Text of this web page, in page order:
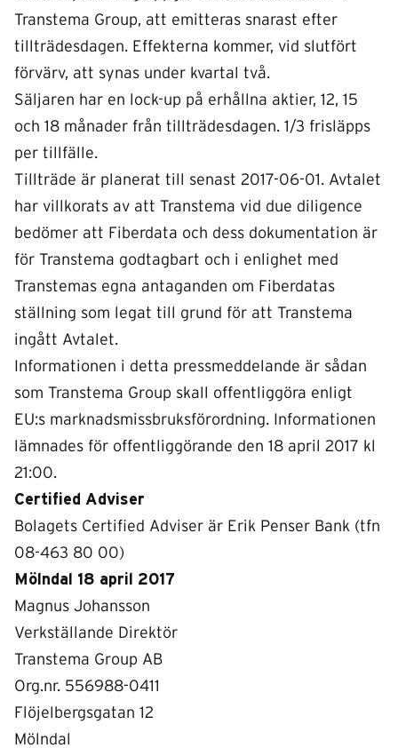
Transtema Group, att emitteras snarast efter
tillträdesdagen. Effekterna kommer, vid slutfört
förvärv, att synas under kvartal två.
Säljaren har en lock-up på erhållna aktier, 12, 15
och 18 månader från tillträdesdagen. 1/3 frisläpps
per tillfälle.
Tillträde är planerat till senast 2017-06-01. Avtalet
har villkorats av att Transtema vid due diligence
bedömer att Fiberdata och dess dokumentation är
för Transtema godtagbart och i enlighet med
Transtemas egna antaganden om Fiberdatas
ställning som legat till grund för att Transtema
ingått Avtalet.
Informationen i detta pressmeddelande är sådan
som Transtema Group skall offentliggöra enligt
EU:s marknadsmissbruksförordning. Informationen
lämnades för offentliggörande den 18 april 2017 kl
21:00.
Certified Adviser
Bolagets Certified Adviser är Erik Penser Bank (tfn
08-463 80 00)
Mölndal 18 april 2017
Magnus Johansson
Verkställande Direktör
Transtema Group AB
Org.nr. 556988-0411
Flöjelbergsgatan 12
Mölndal